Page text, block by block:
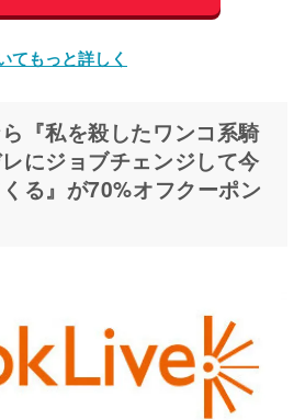
てもっと詳しく
『私を殺したワンコ系騎
にジョブチェンジして今
る』が70%オフクーポン